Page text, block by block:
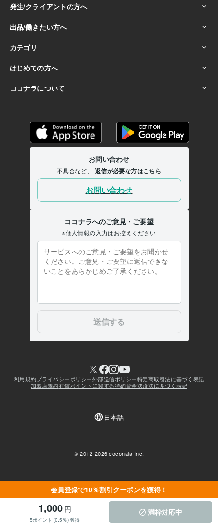
会員登録で10％割引クーポンを獲得！
1,000 円
5ポイント (0.5％) 獲得
満枠対応中